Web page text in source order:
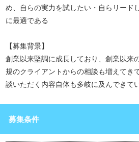
め、自らの実力を試したい・自らリード
に最適である
【募集背景】
創業以来堅調に成長しており、創業以来
規のクライアントからの相談も増えてき
談いただく内容自体も多岐に及んできて
募集条件